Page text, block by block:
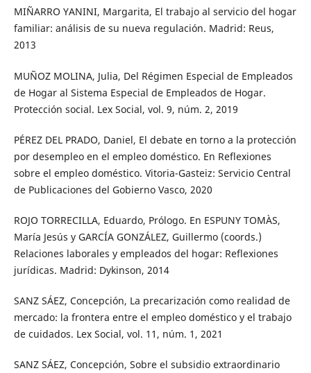
MIÑARRO YANINI, Margarita, El trabajo al servicio del hogar
familiar: análisis de su nueva regulación. Madrid: Reus,
2013
MUÑOZ MOLINA, Julia, Del Régimen Especial de Empleados
de Hogar al Sistema Especial de Empleados de Hogar.
Protección social. Lex Social, vol. 9, núm. 2, 2019
PÉREZ DEL PRADO, Daniel, El debate en torno a la protección
por desempleo en el empleo doméstico. En Reflexiones
sobre el empleo doméstico. Vitoria-Gasteiz: Servicio Central
de Publicaciones del Gobierno Vasco, 2020
ROJO TORRECILLA, Eduardo, Prólogo. En ESPUNY TOMÀS,
María Jesús y GARCÍA GONZÁLEZ, Guillermo (coords.)
Relaciones laborales y empleados del hogar: Reflexiones
jurídicas. Madrid: Dykinson, 2014
SANZ SÁEZ, Concepción, La precarización como realidad de
mercado: la frontera entre el empleo doméstico y el trabajo
de cuidados. Lex Social, vol. 11, núm. 1, 2021
SANZ SÁEZ, Concepción, Sobre el subsidio extraordinario